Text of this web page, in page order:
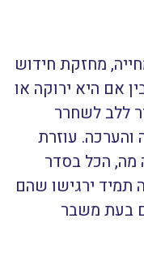
מחזקת חידוש
אם היא ירוקה או
ללב לשחרר
עוזרת
הכל בסדר
תמיד ירגישו שהם
בעת משבר